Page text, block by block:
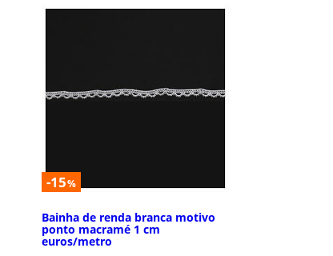
-15%
Bainha de renda branca motivo
ponto macramé 1 cm
euros/metro